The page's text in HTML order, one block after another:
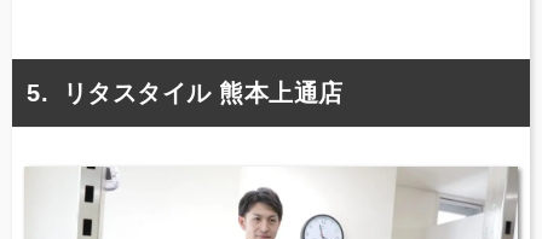
リタスタイル 熊本上通店